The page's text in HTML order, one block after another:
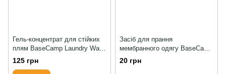
Гель-концентрат для стійких
плям BaseCamp Laundry Wash
(BCP 40601)
125 грн
Засіб для прання
мембранного одягу BaseCamp
Membrane Wash
20 грн